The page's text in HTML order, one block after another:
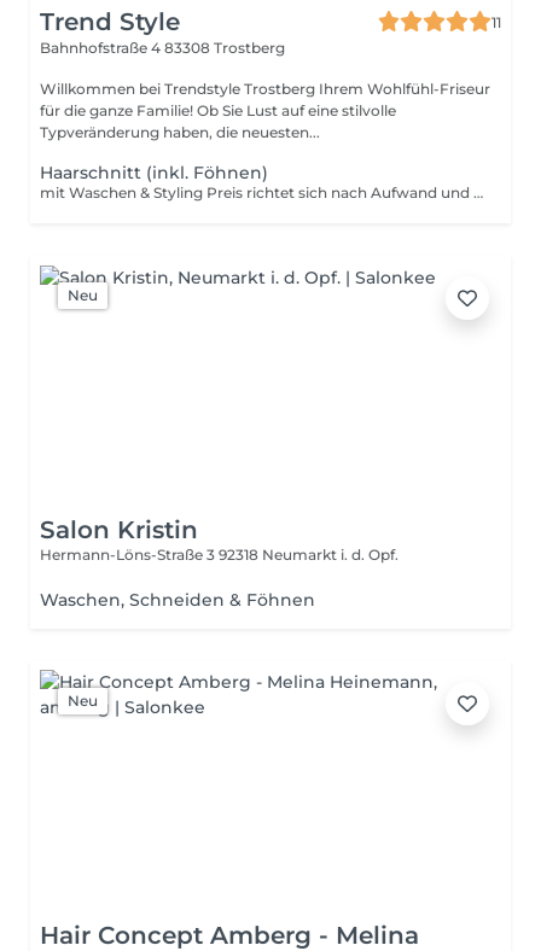
Trend Style
11
Bahnhofstraße 4 83308 Trostberg
Willkommen bei Trendstyle Trostberg Ihrem Wohlfühl-Friseur
für die ganze Familie! Ob Sie Lust auf eine stilvolle
Typveränderung haben, die neuesten...
Haarschnitt (inkl. Föhnen)
mit Waschen & Styling Preis richtet sich nach Aufwand und Produktmenge.
Neu
Salon Kristin
Hermann-Löns-Straße 3 92318 Neumarkt i. d. Opf.
Waschen, Schneiden & Föhnen
Neu
Hair Concept Amberg - Melina